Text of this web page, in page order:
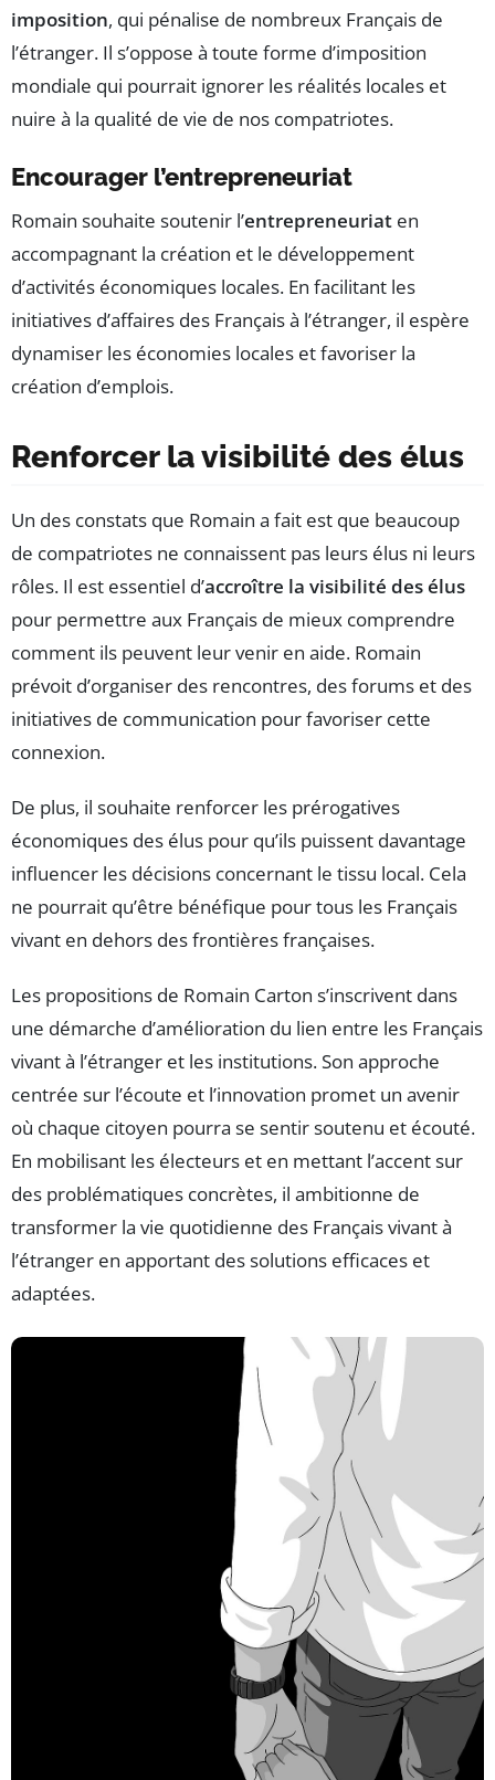
imposition, qui pénalise de nombreux Français de
l’étranger. Il s’oppose à toute forme d’imposition
mondiale qui pourrait ignorer les réalités locales et
nuire à la qualité de vie de nos compatriotes.
Encourager l’entrepreneuriat
Romain souhaite soutenir l’entrepreneuriat en
accompagnant la création et le développement
d’activités économiques locales. En facilitant les
initiatives d’affaires des Français à l’étranger, il espère
dynamiser les économies locales et favoriser la
création d’emplois.
Renforcer la visibilité des élus
Un des constats que Romain a fait est que beaucoup
de compatriotes ne connaissent pas leurs élus ni leurs
rôles. Il est essentiel d’accroître la visibilité des élus
pour permettre aux Français de mieux comprendre
comment ils peuvent leur venir en aide. Romain
prévoit d’organiser des rencontres, des forums et des
initiatives de communication pour favoriser cette
connexion.
De plus, il souhaite renforcer les prérogatives
économiques des élus pour qu’ils puissent davantage
influencer les décisions concernant le tissu local. Cela
ne pourrait qu’être bénéfique pour tous les Français
vivant en dehors des frontières françaises.
Les propositions de Romain Carton s’inscrivent dans
une démarche d’amélioration du lien entre les Français
vivant à l’étranger et les institutions. Son approche
centrée sur l’écoute et l’innovation promet un avenir
où chaque citoyen pourra se sentir soutenu et écouté.
En mobilisant les électeurs et en mettant l’accent sur
des problématiques concrètes, il ambitionne de
transformer la vie quotidienne des Français vivant à
l’étranger en apportant des solutions efficaces et
adaptées.